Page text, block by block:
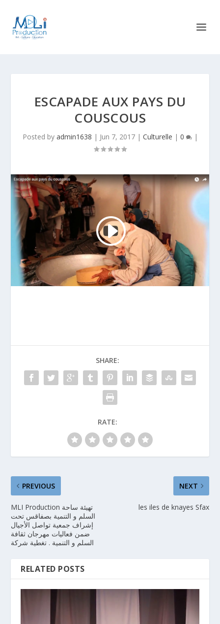
ESCAPADE AUX PAYS DU
COUSCOUS
Posted by admin1638 | Jun 7, 2017| Culturelle | 0 |
SHARE:
RATE:
PREVIOUS
MLI Production تهيئة ساحة
السلم و التنمية بصفاقس تحت
إشراف جمعية تواصل الأجيال
ضمن فعاليات مهرجان ثقافة
السلم و التنمية . تغطية شركة
NEXT
les iles de knayes Sfax
RELATED POSTS